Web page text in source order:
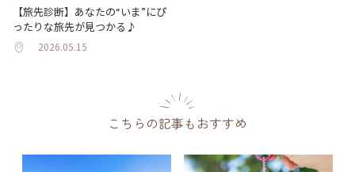
【旅先診断】あなたの“いま”にぴ
ったりな旅先が見つかる♪
2026.05.15
こちらの記事もおすすめ